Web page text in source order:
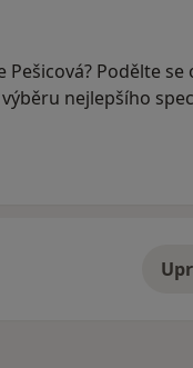
Pešicová? Podělte
nejlepšího